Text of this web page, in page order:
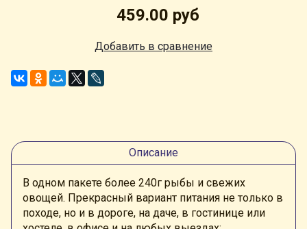
459.00 руб
Добавить в сравнение
Описание
В одном пакете более 240г рыбы и свежих
овощей. Прекрасный вариант питания не только в
походе, но и в дороге, на даче, в гостинице или